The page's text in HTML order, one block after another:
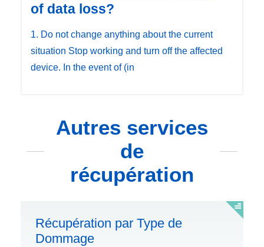
of data loss?
1. Do not change anything about the current
situation Stop working and turn off the affected
device. In the event of (in
Autres services
de
récupération
Récupération par Type de
Dommage